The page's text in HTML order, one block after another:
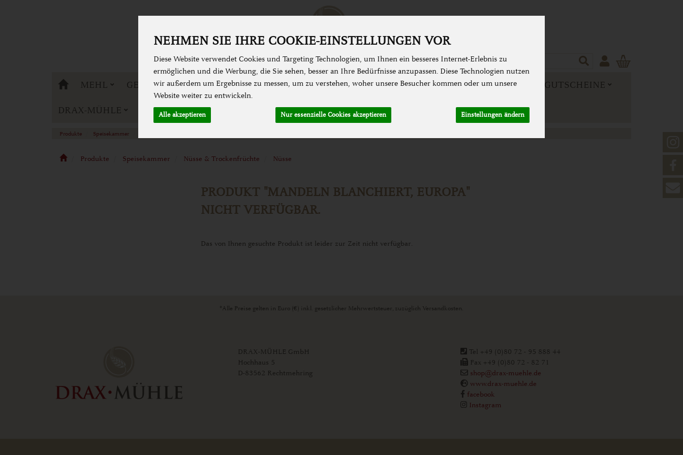
NEHMEN SIE IHRE COOKIE-EINSTELLUNGEN VOR
Diese Website verwendet Cookies und Targeting Technologien, um Ihnen ein besseres Internet-Erlebnis zu
ermöglichen und die Werbung, die Sie sehen, besser an Ihre Bedürfnisse anzupassen. Diese Technologien nutzen
wir außerdem um Ergebnisse zu messen, um zu verstehen, woher unsere Besucher kommen oder um unsere
Website weiter zu entwickeln.
Alle akzeptieren Nur essenzielle Cookies akzeptieren Einstellungen ändern
Produkt
DRAX-MÜHLE
MEHL GETREIDE BACKEN & KOCHEN SPEISEKAMMER ZUBEHÖR & MEHR NEUES & GUTSCHEINE
DRAX-MÜHLE
Produkte Speisekammer
Produkte Speisekammer Nüsse & Trockenfrüchte Nüsse
PRODUKT "MANDELN BLANCHIERT, EUROPA"
NICHT VERFÜGBAR.
Das von Ihnen gesuchte Produkt ist leider zur Zeit nicht verfügbar.
*Alle Preise gelten in Euro (€) inkl. gesetzlicher Mehrwertsteuer, zuzüglich Versandkosten.
DRAX-MÜHLE GmbH
Hochhaus 5
D-83562 Rechtmehring
Tel +49 (0)80 72 - 95 888 44
Fax +49 (0)80 72 - 82 71
shop@drax-muehle.de
www.drax-muehle.de
facebook
Instagram